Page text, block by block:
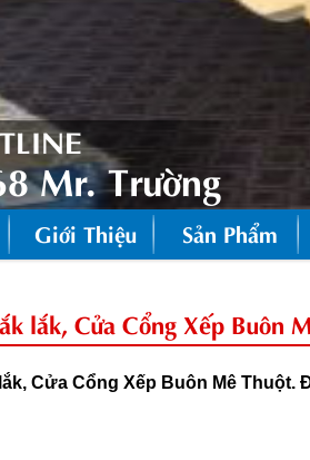
Mr. Trường
Giới Thiệu Sản Phẩm
lắk, Cửa Cổng Xếp Buôn
Cửa Cổng Xếp Buôn Mê Thuột.